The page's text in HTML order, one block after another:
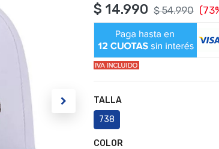
$ 14.990 $54.990
TALLA
738
COLOR